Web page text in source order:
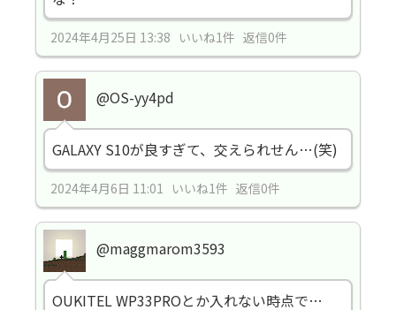
2024年4月25日 13:38 いいね1件 返信0件
@OS-yy4pd
GALAXY S10が良すぎて、交えられせん…(笑)
2024年4月6日 11:01 いいね1件 返信0件
@maggmarom3593
OUKITEL WP33PROとか入れない時点で…